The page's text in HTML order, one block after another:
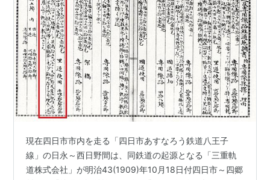
現在四日市市内を走る「四日市あすなろう鉄道八王子
線」の日永～西日野間は、同鉄道の起源となる「三重軌
道株式会社」が明治43(1909)年10月18日付四日市～四郷